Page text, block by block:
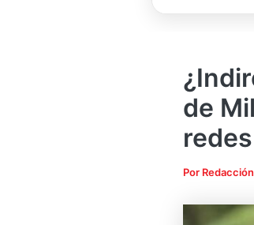
de
redes
Por Redacción